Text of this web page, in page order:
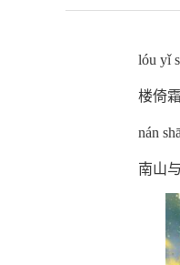
lóu yǐ
楼倚霜
nán shān
南山与